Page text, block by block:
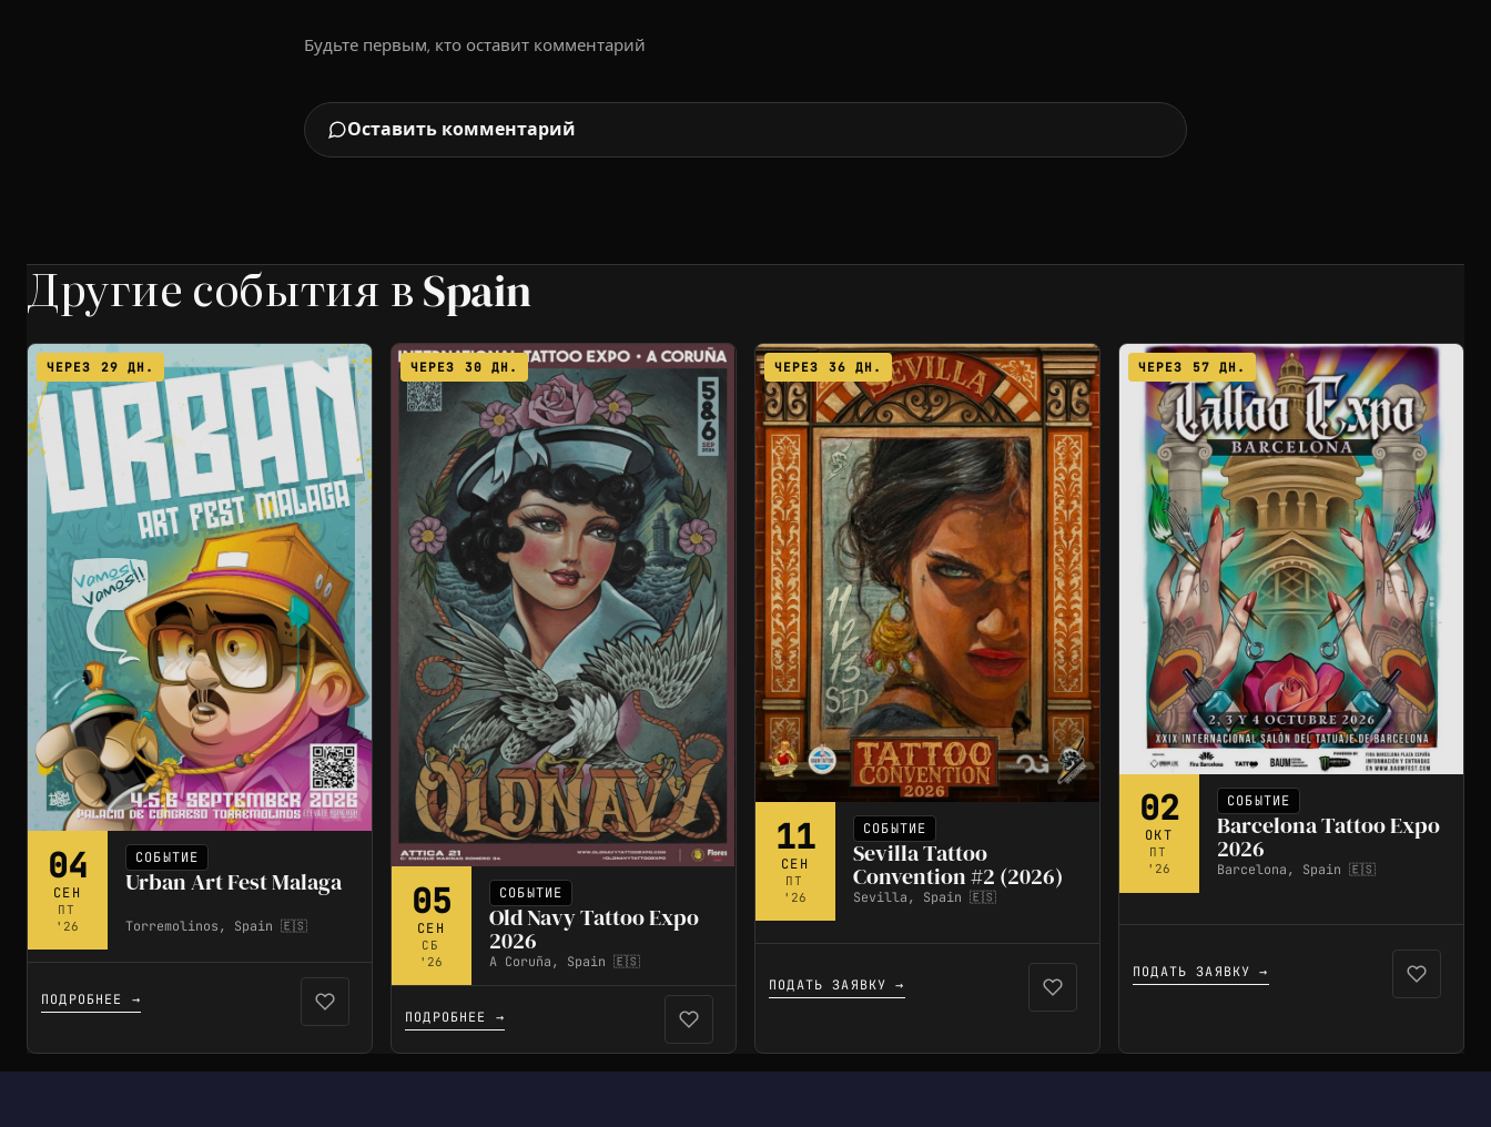
Будьте первым, кто оставит комментарий
Оставить комментарий
Другие события в Spain
ЧЕРЕЗ 29 ДН.
04
СЕН
ПТ
'26
СОБЫТИЕ
Urban Art Fest Malaga
Torremolinos, Spain 🇪🇸
ПОДРОБНЕЕ →
ЧЕРЕЗ 30 ДН.
05
СЕН
СБ
'26
СОБЫТИЕ
Old Navy Tattoo Expo
2026
A Coruña, Spain 🇪🇸
ПОДРОБНЕЕ →
ЧЕРЕЗ 36 ДН.
11
СЕН
ПТ
'26
СОБЫТИЕ
Sevilla Tattoo
Convention #2 (2026)
Sevilla, Spain 🇪🇸
ПОДАТЬ ЗАЯВКУ →
ЧЕРЕЗ 57 ДН.
02
ОКТ
ПТ
'26
СОБЫТИЕ
Barcelona Tattoo Expo
2026
Barcelona, Spain 🇪🇸
ПОДАТЬ ЗАЯВКУ →